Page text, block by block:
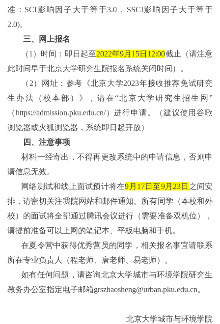
准： SCI影响因子大于等于3.0 ， SSCI影响因子大于等于
2.0)。
三、网上报名
（1 ） 时间：即日起至2022年9月 15日 12:00截止（请注意
此时间早于北京大学研究生院报名系统关闭时间）
。
（ 2） 网址：参考《北京大学2023年接收推荐免试研究
生办法（校本部）》，请在“北京大学研究生招生网”
（https://admission.pku.edu.cn/）进行申请。（建议使用谷歌
浏览器或火狐浏览器，系统即日起开放）
四、注意事项
材料一经寄出，不得再更改系统中的申请信息，否则申
请信息无效。
网络测试和线上面试预计将在9 月 1 7日至9月 23日 之间安
排，请密切关注我院网站和邮件通知。所有同学（本校和外
校）的面试将全部通过腾讯会议进行 （需要准备双机位）
，
请提前准备可以上网的笔记本、平板电脑和手机。
在夏令营中获得优秀营员的同学，相关报名事宜请联系
所在专业负责人（程老师、唐老师、易老师）
。
如有任何问题，请咨询北京大学城市与环境学院研究生
教务办公室指定电子邮箱grszhaosheng@urban.pku.edu.cn。
北京大学城市与环境学院